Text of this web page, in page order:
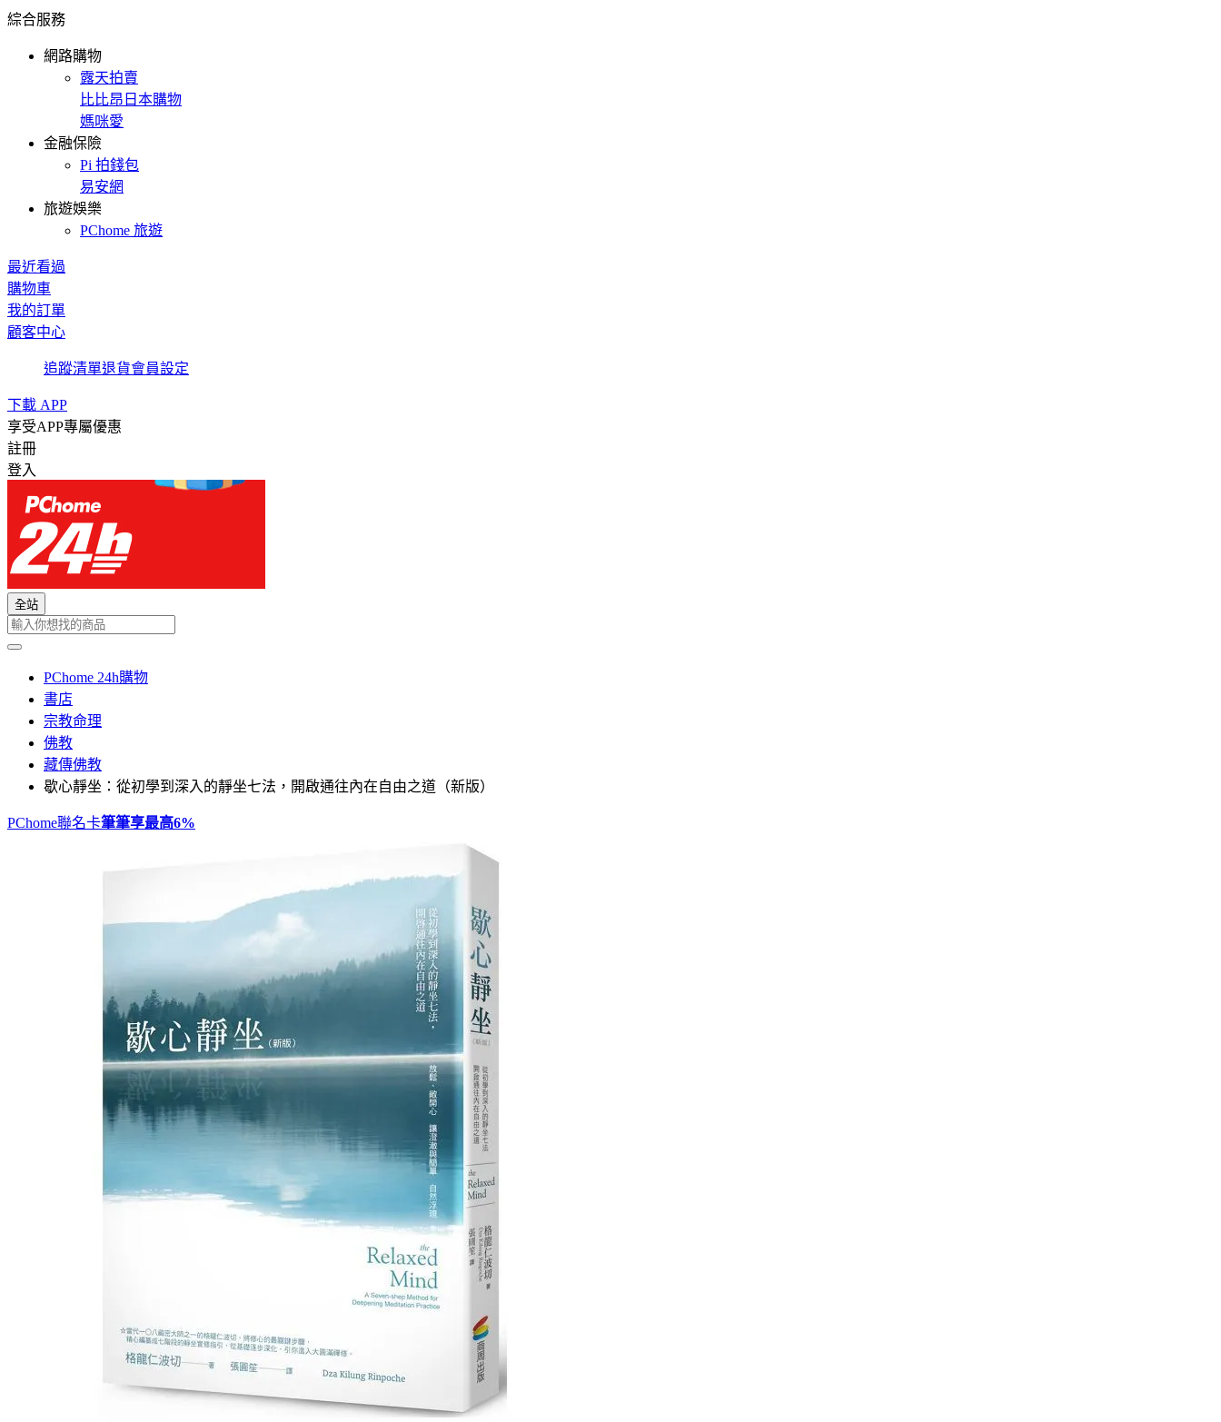
綜合服務
網路購物
露天拍賣
比比昂日本購物
媽咪愛
金融保險
Pi 拍錢包
易安網
旅遊娛樂
PChome 旅遊
最近看過
購物車
我的訂單
顧客中心
追蹤清單退貨會員設定
下載 APP
享受APP專屬優惠
註冊
登入
全站
PChome 24h購物
書店
宗教命理
佛教
藏傳佛教
歇心靜坐：從初學到深入的靜坐七法，開啟通往內在自由之道（新版）
PChome聯名卡筆筆享最高6%